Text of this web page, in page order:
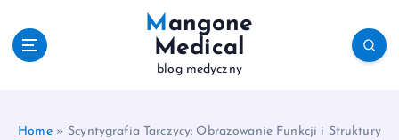
Mangone
Medical
blog medyczny
Home» Scyntygrafia Tarczycy: Obrazowanie Funkcji i Struktury